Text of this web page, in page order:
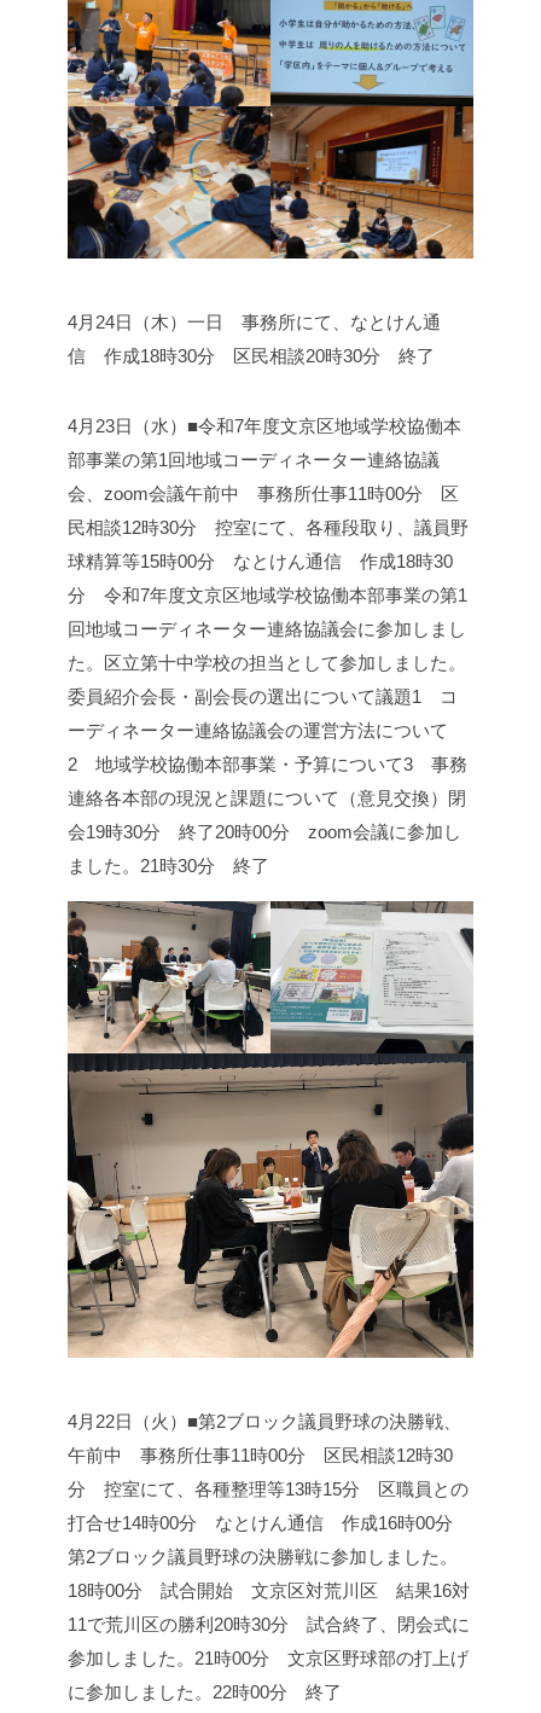
4月24日（木） 一日 事務所にて、なとけん通
信 作成18時30分 区民相談20時30分 終了
4月23日（水）■令和7年度文京区地域学校協働本
部事業の第1回地域コーディネーター連絡協議
会、zoom会議午前中 事務所仕事11時00分 区
民相談12時30分 控室にて、各種段取り、議員野
球精算等15時00分 なとけん通信 作成18時30
分 令和7年度文京区地域学校協働本部事業の第1
回地域コーディネーター連絡協議会に参加しまし
た。 区立第十中学校の担当として参加しました。
委員紹介会長・副会長の選出について議題1 コ
ーディネーター連絡協議会の運営方法について
2 地域学校協働本部事業・予算について3 事務
連絡各本部の現況と課題について（意見交換） 閉
会19時30分 終了20時00分 zoom会議に参加し
ました。 21時30分 終了
4月22日（火）■第2ブロック議員野球の決勝戦、
午前中 事務所仕事11時00分 区民相談12時30
分 控室にて、各種整理等13時15分 区職員との
打合せ14時00分 なとけん通信 作成16時00分
第2ブロック議員野球の決勝戦に参加しました。
18時00分 試合開始 文京区対荒川区 結果16対
11で荒川区の勝利 20時30分 試合終了、閉会式に
参加しました。 21時00分 文京区野球部の打上げ
に参加しました。 22時00分 終了